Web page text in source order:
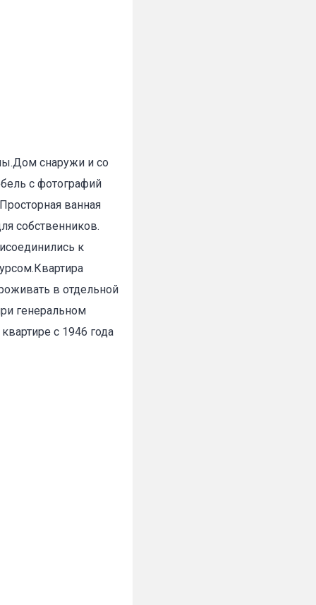
снаружи и со
с фотографий
ванная
собственников.
к
в отдельной
генеральном
с 1946 года